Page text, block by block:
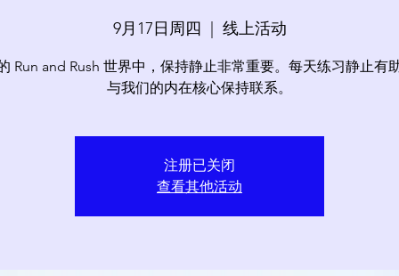
9月17日周四 线上活动
Run and Rush 世界中，保持静止非常重要。每天练习静止有
与我们的内在核心保持联系。
注册已关闭
查看其他活动